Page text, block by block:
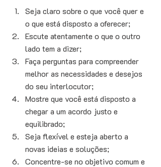
Seja claro sobre o que você quer e
o que está disposto a oferecer;
Escute atentamente o que o outro
lado tem a dizer;
Faça perguntas para compreender
melhor as necessidades e desejos
do seu interlocutor;
Mostre que você está disposto a
chegar a um acordo justo e
equilibrado;
Seja flexível e esteja aberto a
novas ideias e soluções;
Concentre-se no objetivo comum e